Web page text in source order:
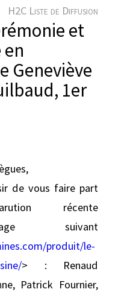
H2C Liste de Diffusion
et
Geneviève
1er
de vous faire part
récente
suivant
produit/le-
> : Renaud
Patrick Fournier,